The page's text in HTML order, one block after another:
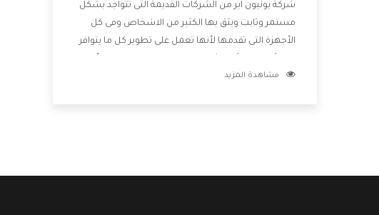
شركة يونيون اير من الشركات القديمة التى تتواجد بشكل
مستمر وثابت ويثق بها الكثير من الاشخاص وفى كل
الأجهزة التى تقدمها لأنها تعمل على تطوير كل ما يتوافر
خدمات ما بعد البيع مع المنتجات وتقدم للعملاء أقوى
مشاهدة المزيد